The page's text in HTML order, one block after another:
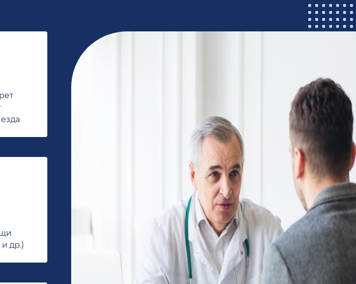
др.)